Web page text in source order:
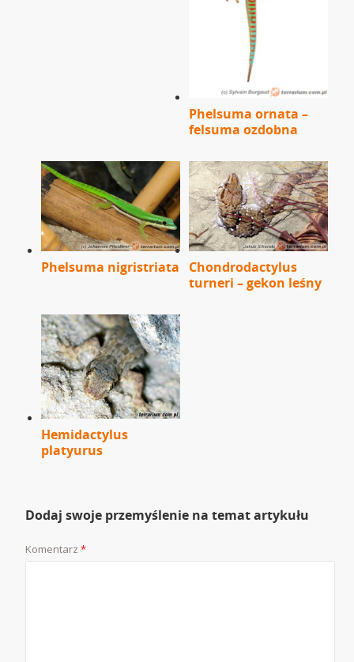
Phelsuma ornata –
felsuma ozdobna
Phelsuma nigristriata
Chondrodactylus
turneri – gekon leśny
Hemidactylus
platyurus
Dodaj swoje przemyślenie na temat artykułu
Komentarz*